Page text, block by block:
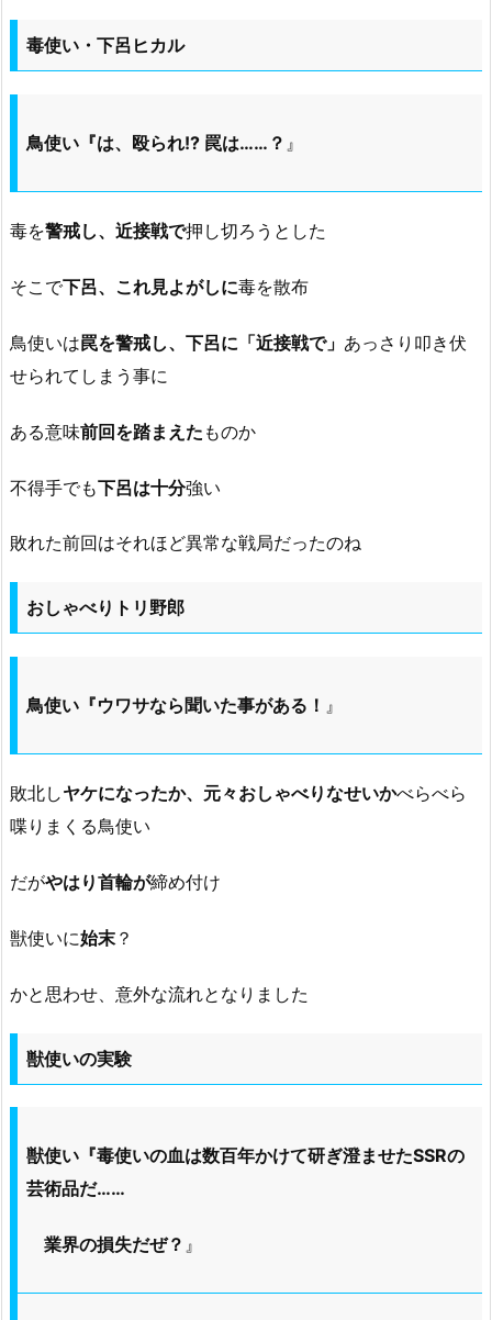
毒使い・下呂ヒカル
鳥使い『は、殴られ!? 罠は……？ 』
毒を警戒し、近接戦で押し切ろうとした
そこで下呂、これ見よがしに毒を散布
鳥使いは罠を警戒し、下呂に「近接戦で」 あっさり叩き伏
せられてしまう事に
ある意味前回を踏まえた ものか
不得手でも下呂は十分強い
敗れた前回はそれほど異常な戦局だったのね
おしゃべりトリ野郎
鳥使い『ウワサなら聞いた事がある！ 』
敗北しヤケになったか、元々おしゃべりなせいかべらべら
喋りまくる鳥使い
だがやはり首輪が締め付け
獣使いに始末 ？
かと思わせ、意外な流れとなりました
獣使いの実験
獣使い『毒使いの血は数百年かけて研ぎ澄ませたSSRの
芸術品だ……
業界の損失だぜ？ 』